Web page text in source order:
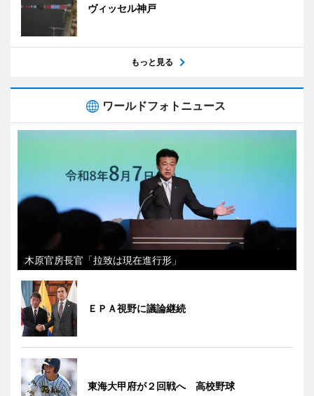
ヴィッセル神戸
もっと見る
ワールドフォトニュース
木原官房長官「拉致は現在進行形」
ＥＰＡ視野に議論継続
東海大甲府が２回戦へ 高校野球